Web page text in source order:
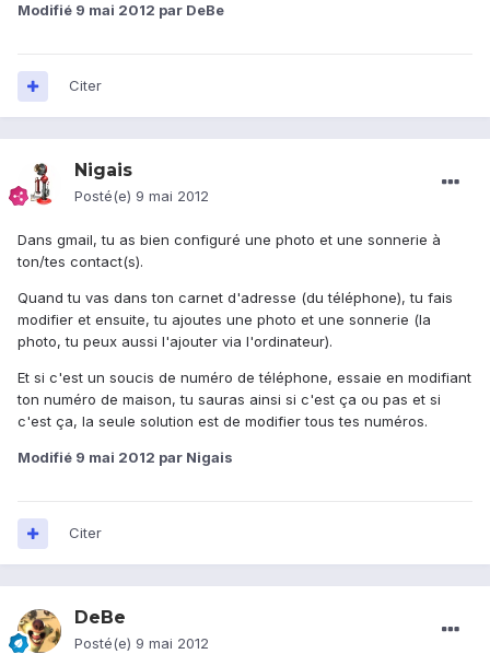
Modifié 9 mai 2012 par DeBe
Citer
Nigais
Posté(e) 9 mai 2012
Dans gmail, tu as bien configuré une photo et une sonnerie à
ton/tes contact(s).
Quand tu vas dans ton carnet d'adresse (du téléphone), tu fais
modifier et ensuite, tu ajoutes une photo et une sonnerie (la
photo, tu peux aussi l'ajouter via l'ordinateur).
Et si c'est un soucis de numéro de téléphone, essaie en modifiant
ton numéro de maison, tu sauras ainsi si c'est ça ou pas et si
c'est ça, la seule solution est de modifier tous tes numéros.
Modifié 9 mai 2012 par Nigais
Citer
DeBe
Posté(e) 9 mai 2012